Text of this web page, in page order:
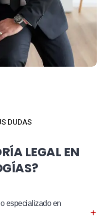
DUDAS
LEGAL EN
especializado en